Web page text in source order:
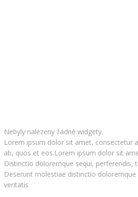
Nebyly nalezeny žádné widgety.
Lorem ipsum dolor sit amet, consectetur
ab, quos et eos.Lorem ipsum dolor sit
Distinctio doloremque sequi,
Deserunt molestiae distinctio
veritatis